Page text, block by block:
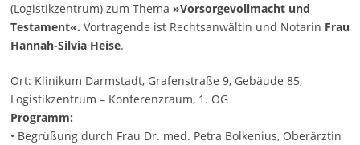
(Logistikzentrum) zum Thema »Vorsorgevollmacht und
Testament«. Vortragende ist Rechtsanwältin und Notarin Frau
Hannah-Silvia Heise.
Ort: Klinikum Darmstadt, Grafenstraße 9, Gebäude 85,
Logistikzentrum – Konferenzraum, 1. OG
Programm:
• Begrüßung durch Frau Dr. med. Petra Bolkenius, Oberärztin